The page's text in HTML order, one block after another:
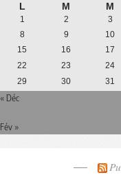
L M M
1 2 3
8
9 10
15
16 17
22
23 24
29
30 31
« Déc
Fév »